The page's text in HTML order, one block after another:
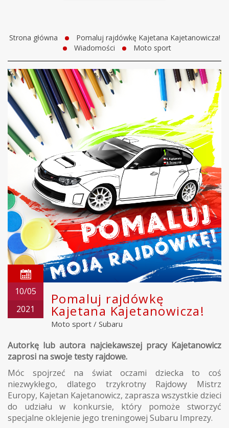
Strona główna
Pomaluj rajdówkę Kajetana Kajetanowicza!
Wiadomości
Moto sport
10/05
2021
Pomaluj rajdówkę
Kajetana Kajetanowicza!
Moto sport / Subaru
Autorkę lub autora najciekawszej pracy Kajetanowicz
zaprosi na swoje testy rajdowe.
Móc spojrzeć na świat oczami dziecka to coś
niezwykłego, dlatego trzykrotny Rajdowy Mistrz
Europy, Kajetan Kajetanowicz, zaprasza wszystkie dzieci
do udziału w konkursie, który pomoże stworzyć
specjalne oklejenie jego treningowej Subaru Imprezy.